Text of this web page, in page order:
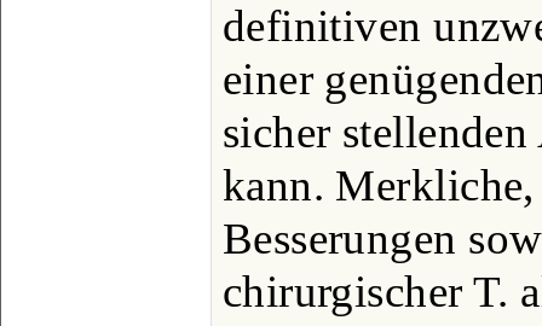
definitiven
einer
sicher
kann. Merkliche,
Besserungen
chirurgischer T.